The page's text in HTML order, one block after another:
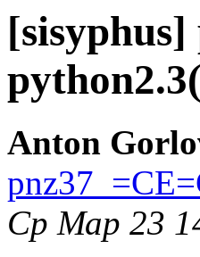
[sisyphus]
Anton
Ср Мар 23